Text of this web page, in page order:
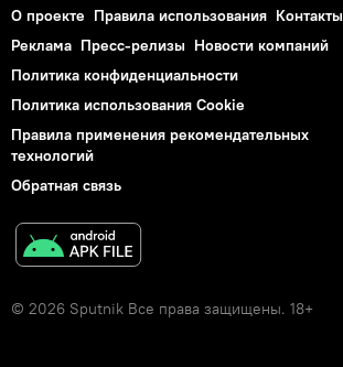
О проекте Правила использования Контакты
Реклама Пресс-релизы Новости компаний
Политика конфиденциальности
Политика использования Cookie
Правила применения рекомендательных
технологий
Обратная связь
© 2026 Sputnik Все права защищены. 18+